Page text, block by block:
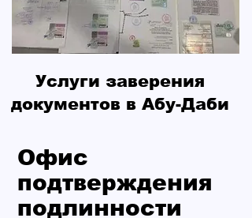
Услуги заверения
документов в Абу-Даби
Офис
подтверждения
подлинности